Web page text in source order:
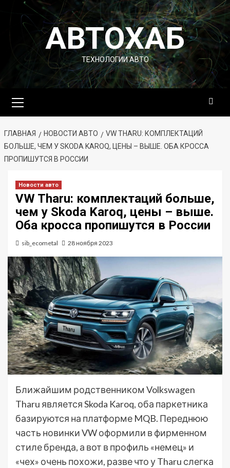
Перейти
содержимомуАВТОХАБ
ТЕХНОЛОГИИ АВТО
меню
ГЛАВНАЯ НОВОСТИ АВТО
VW THARU: КОМПЛЕКТАЦИЙ
БОЛЬШЕ, ЧЕМ У SKODA KAROQ, ЦЕНЫ – ВЫШЕ. ОБА КРОССА
ПРОПИШУТСЯ В РОССИИ
Новости авто
VW Tharu: комплектаций больше,
чем у Skoda Karoq, цены – выше.
Оба кросса пропишутся в России
sib_ecometal 28 ноября 2023
Ближайшим родственником Volkswagen
Tharu является Skoda Karoq, оба паркетника
базируются на платформе MQB. Переднюю
часть новинки VW оформили в фирменном
стиле бренда, а вот в профиль «немец» и
«чех» очень похожи, разве что у Tharu слегка